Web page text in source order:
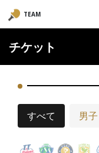
TEAM
チケット
すべて 男子